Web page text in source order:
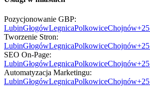
Pozycjonowanie GBP:
LubinGłogówLegnicaPolkowiceChojnów+25
Tworzenie Stron:
LubinGłogówLegnicaPolkowiceChojnów+25
SEO On-Page:
LubinGłogówLegnicaPolkowiceChojnów+25
Automatyzacja Marketingu:
LubinGłogówLegnicaPolkowiceChojnów+25